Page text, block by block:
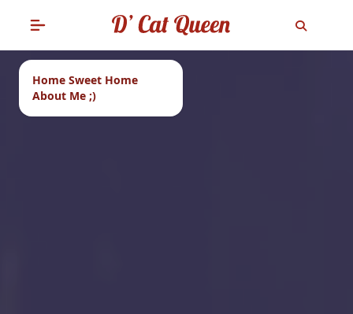
Home Sweet Home
About Me ;)